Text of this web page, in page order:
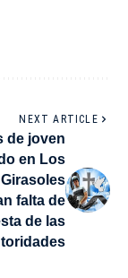
NEXT ARTICLE
de joven
en Los
Girasoles
falta de
de las